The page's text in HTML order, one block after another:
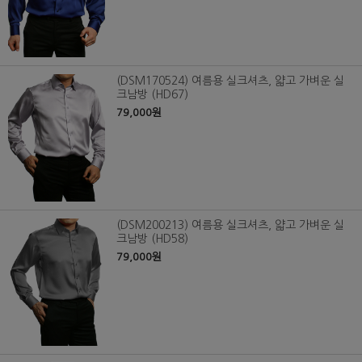
(DSM170524) 여름용 실크셔츠, 얇고 가벼운 실
크남방 (HD67)
79,000원
(DSM200213) 여름용 실크셔츠, 얇고 가벼운 실
크남방 (HD58)
79,000원